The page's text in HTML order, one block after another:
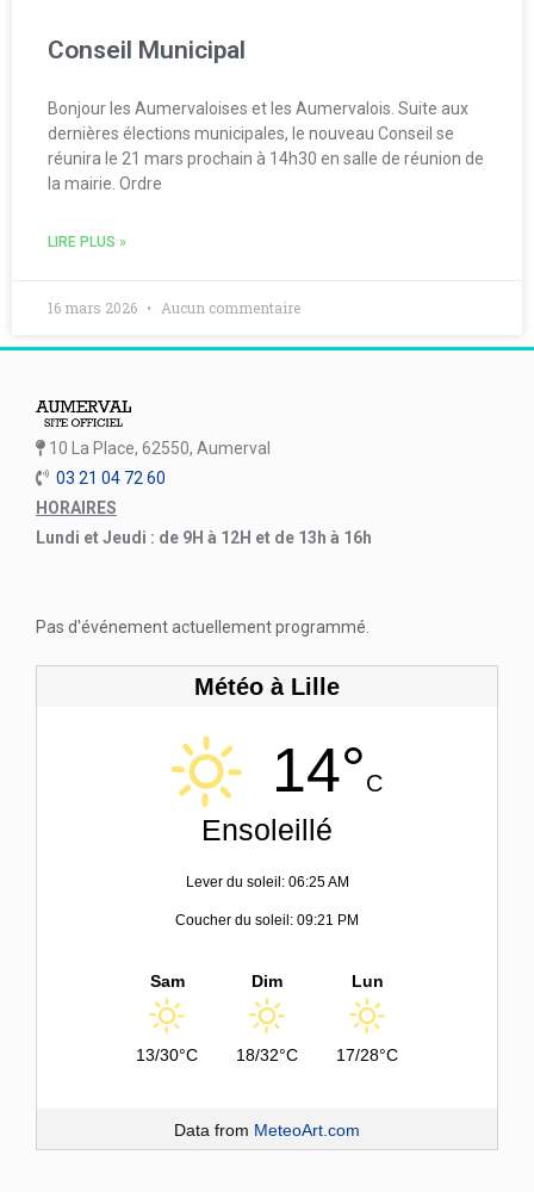
Conseil Municipal
Bonjour les Aumervaloises et les Aumervalois. Suite aux
dernières élections municipales, le nouveau Conseil se
réunira le 21 mars prochain à 14h30 en salle de réunion de
la mairie. Ordre
LIRE PLUS »
16 mars 2026 Aucun commentaire
10 La Place, 62550, Aumerval
03 21 04 72 60
HORAIRES
Lundi et Jeudi : de 9H à 12H et de 13h à 16h
Pas d'événement actuellement programmé.
Météo à Lille
14°C
Ensoleillé
Lever du soleil: 06:25 AM
Coucher du soleil: 09:21 PM
Sam
13/30°C
Dim
18/32°C
Lun
17/28°C
Data from MeteoArt.com